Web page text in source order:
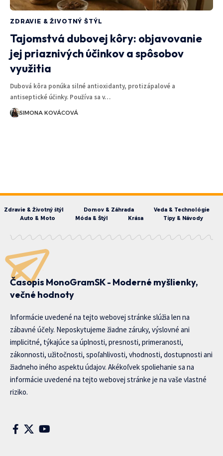
ZDRAVIE & ŽIVOTNÝ ŠTÝL
Tajomstvá dubovej kôry: objavovanie
jej priaznivých účinkov a spôsobov
využitia
Dubová kôra ponúka silné antioxidanty, protizápalové a
antiseptické účinky. Používa sa v…
SIMONA KOVÁCOVÁ
Zdravie & Životný štýl Domov & Záhrada
Veda & Technológie
Auto & Moto
Móda & Štýl Krása Tipy & Návody
Časopis MonoGramSK - Moderné myšlienky,
večné hodnoty
Informácie uvedené na tejto webovej stránke slúžia len na
zábavné účely. Neposkytujeme žiadne záruky, výslovné ani
implicitné, týkajúce sa úplnosti, presnosti, primeranosti,
zákonnosti, užitočnosti, spoľahlivosti, vhodnosti, dostupnosti ani
žiadneho iného aspektu údajov. Akékoľvek spoliehanie sa na
informácie uvedené na tejto webovej stránke je na vaše vlastné
riziko.